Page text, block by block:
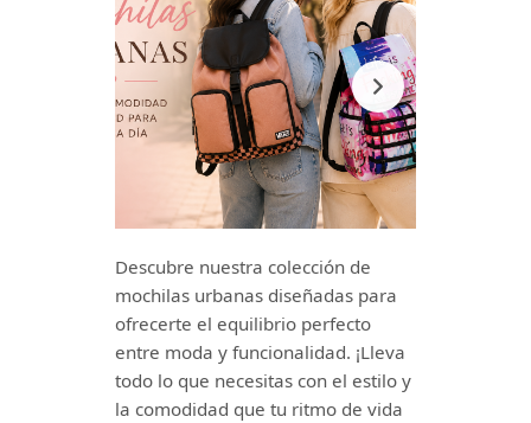
Descubre nuestra colección de
mochilas urbanas diseñadas para
ofrecerte el equilibrio perfecto
entre moda y funcionalidad. ¡Lleva
todo lo que necesitas con el estilo y
la comodidad que tu ritmo de vida